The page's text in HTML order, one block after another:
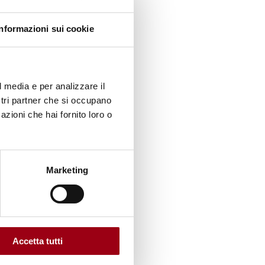
sui cookie
e per analizzare il
partner che si occupano
che hai fornito loro o
Marketing
Accetta tutti
ai
e
Altri